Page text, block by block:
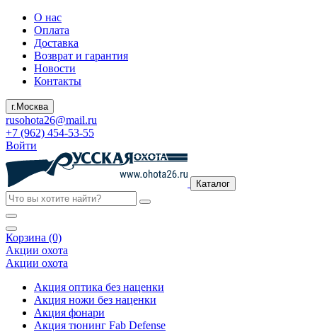
О нас
Оплата
Доставка
Возврат и гарантия
Новости
Контакты
г.Москва
rusohota26@mail.ru
+7 (962) 454-53-55
Войти
Каталог
Корзина (0)
Акции охота
Акции охота
Акция оптика без наценки
Акция ножи без наценки
Акция фонари
Акция тюнинг Fab Defense